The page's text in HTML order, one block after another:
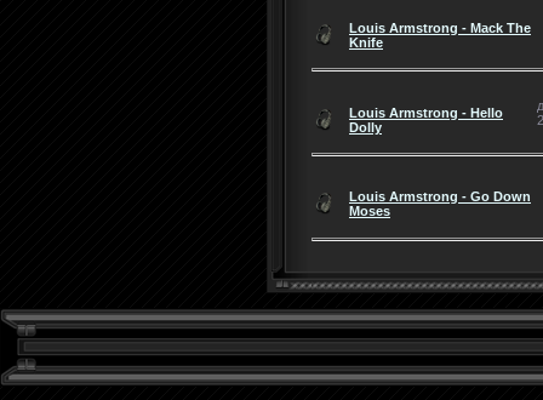
Louis Armstrong - Mack The
Knife
Louis Armstrong - Hello
Dolly
Louis Armstrong - Go Down
Moses